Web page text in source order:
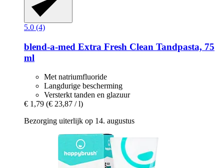
5.0 (4)
blend-a-med Extra Fresh Clean Tandpasta, 75
ml
Met natriumfluoride
Langdurige bescherming
Versterkt tanden en glazuur
€ 1,79 (€ 23,87 / l)
Bezorging uiterlijk op 14. augustus